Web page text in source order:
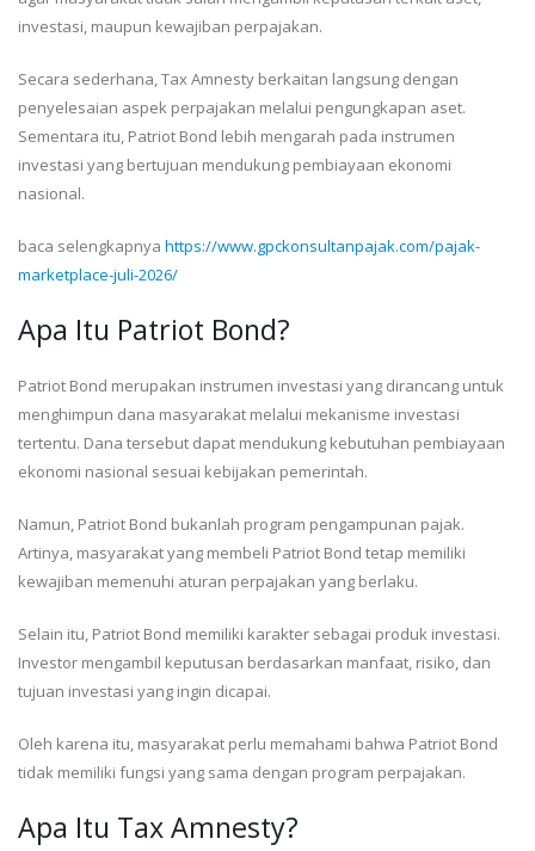
investasi, maupun kewajiban perpajakan.
Secara sederhana, Tax Amnesty berkaitan langsung dengan
penyelesaian aspek perpajakan melalui pengungkapan aset.
Sementara itu, Patriot Bond lebih mengarah pada instrumen
investasi yang bertujuan mendukung pembiayaan ekonomi
nasional.
baca selengkapnya https://www.gpckonsultanpajak.com/pajak-
marketplace-juli-2026/
Apa Itu Patriot Bond?
Patriot Bond merupakan instrumen investasi yang dirancang untuk
menghimpun dana masyarakat melalui mekanisme investasi
tertentu. Dana tersebut dapat mendukung kebutuhan pembiayaan
ekonomi nasional sesuai kebijakan pemerintah.
Namun, Patriot Bond bukanlah program pengampunan pajak.
Artinya, masyarakat yang membeli Patriot Bond tetap memiliki
kewajiban memenuhi aturan perpajakan yang berlaku.
Selain itu, Patriot Bond memiliki karakter sebagai produk investasi.
Investor mengambil keputusan berdasarkan manfaat, risiko, dan
tujuan investasi yang ingin dicapai.
Oleh karena itu, masyarakat perlu memahami bahwa Patriot Bond
tidak memiliki fungsi yang sama dengan program perpajakan.
Apa Itu Tax Amnesty?